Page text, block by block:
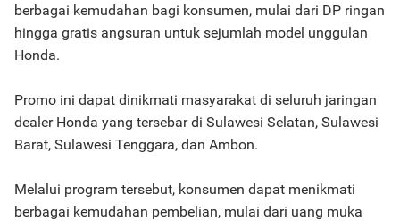
berbagai kemudahan bagi konsumen, mulai dari DP ringan
hingga gratis angsuran untuk sejumlah model unggulan
Honda.
Promo ini dapat dinikmati masyarakat di seluruh jaringan
dealer Honda yang tersebar di Sulawesi Selatan, Sulawesi
Barat, Sulawesi Tenggara, dan Ambon.
Melalui program tersebut, konsumen dapat menikmati
berbagai kemudahan pembelian, mulai dari uang muka